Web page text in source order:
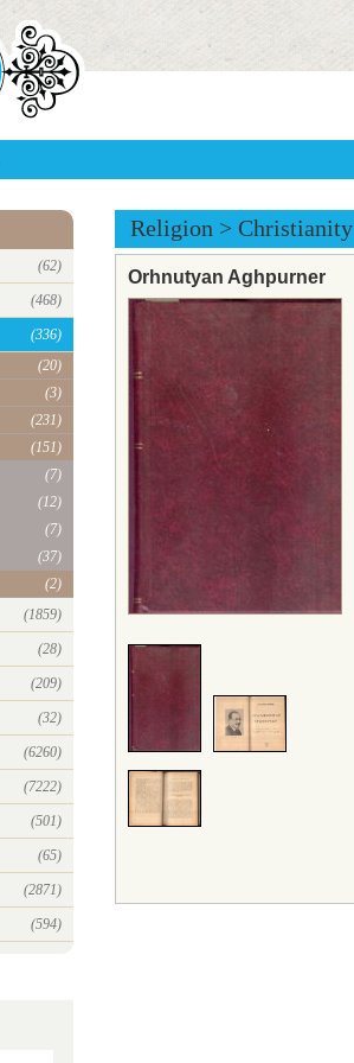
(62)
(468)
(336)
(20)
(3)
(231)
(151)
(7)
(12)
(7)
(37)
(2)
(1859)
(28)
(209)
(32)
(6260)
(7222)
(501)
(65)
(2871)
(594)
Religion > Christianity
Orhnutyan Aghpurner